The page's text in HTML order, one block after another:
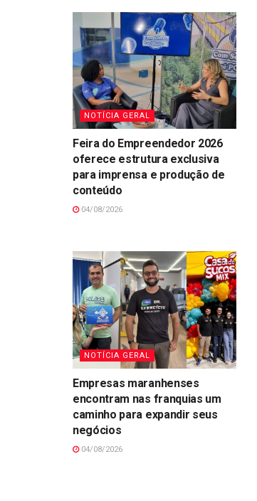
NOTÍCIA GERAL
Feira do Empreendedor 2026
oferece estrutura exclusiva
para imprensa e produção de
conteúdo
04/08/2026
NOTÍCIA GERAL
Empresas maranhenses
encontram nas franquias um
caminho para expandir seus
negócios
04/08/2026